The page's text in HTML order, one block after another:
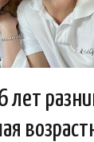
лет